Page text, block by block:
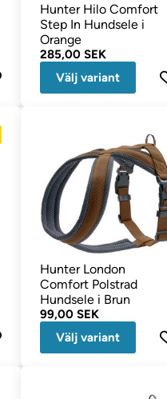
Hunter Hilo Comfort
Step In Hundsele i
Orange
285,00 SEK
Välj variant
Hunter London
Comfort Polstrad
Hundsele i Brun
99,00 SEK
Välj variant